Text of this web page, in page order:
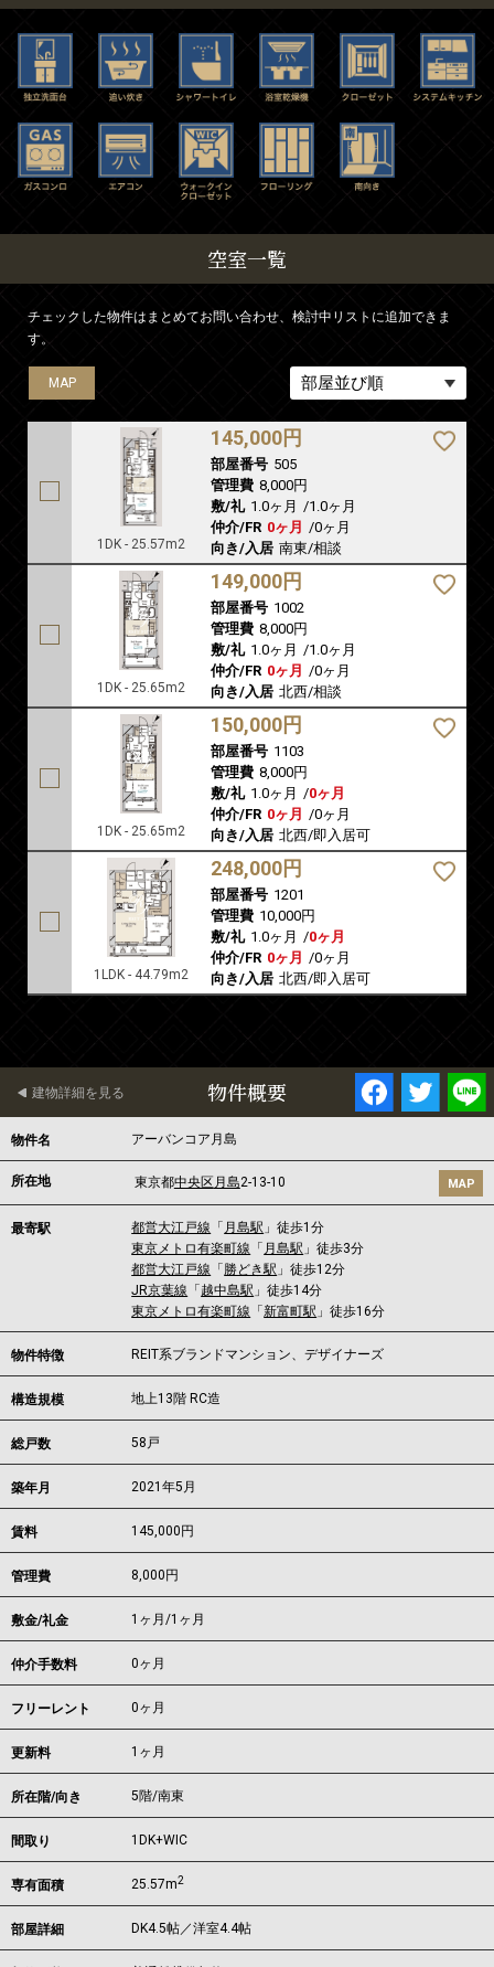
空室一覧
チェックした物件はまとめてお問い合わせ、検討中リストに追加できま
す。
MAP
1DK - 25.57m2
145,000円
部屋番号 505
管理費 8,000円
敷/礼 1.0ヶ月 /1.0ヶ月
仲介/FR 0ヶ月 /0ヶ月
向き/入居 南東/相談
MAP
1DK - 25.65m2
149,000円
部屋番号 1002
管理費 8,000円
敷/礼 1.0ヶ月 /1.0ヶ月
仲介/FR 0ヶ月 /0ヶ月
向き/入居 北西/相談
MAP
1DK - 25.65m2
150,000円
部屋番号 1103
管理費 8,000円
敷/礼 1.0ヶ月 /0ヶ月
仲介/FR 0ヶ月 /0ヶ月
向き/入居 北西/即入居可
MAP
1LDK - 44.79m2
248,000円
部屋番号 1201
管理費 10,000円
敷/礼 1.0ヶ月 /0ヶ月
仲介/FR 0ヶ月 /0ヶ月
向き/入居 北西/即入居可
物件概要
建物詳細を見る
物件名 アーバンコア月島
所在地 東京都中央区 月島2-13-10 MAP
最寄駅 都営大江戸線 「 月島駅 」徒歩1分
東京メトロ有楽町線 「 月島駅 」徒歩3分
都営大江戸線 「 勝どき駅 」徒歩12分
JR京葉線 「 越中島駅 」徒歩14分
東京メトロ有楽町線 「新富町駅 」徒歩16分
物件特徴 REIT系ブランドマンション、デザイナーズ
構造規模 地上13階 RC造
総戸数 58戸
築年月 2021年5月
賃料 145,000 円
管理費 8,000円
敷金/礼金 1ヶ月/1ヶ月
仲介手数料 0ヶ月
フリーレント 0ヶ月
更新料 1ヶ月
所在階/向き 5階/南東
間取り 1DK+WIC
専有面積 25.57m2
部屋詳細 DK4.5帖／洋室4.4帖